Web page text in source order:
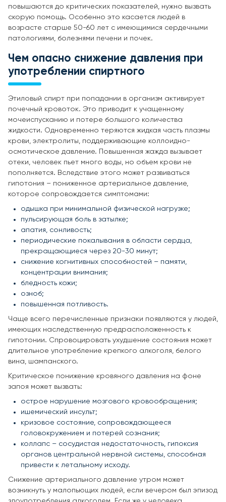
повышаются до критических показателей, нужно вызвать
скорую помощь. Особенно это касается людей в
возрасте старше 50-60 лет с имеющимися сердечными
патологиями, болезнями печени и почек.
Чем опасно снижение давления при
употреблении спиртного
Этиловый спирт при попадании в организм активирует
почечный кровоток. Это приводит к учащенному
мочеиспусканию и потере большого количества
жидкости. Одновременно теряются жидкая часть плазмы
крови, электролиты, поддерживающие коллоидно-
осмотическое давление. Повышенная жажда вызывает
отеки, человек пьет много воды, но объем крови не
пополняется. Вследствие этого может развиваться
гипотония – пониженное артериальное давление,
которое сопровождается симптомами:
одышка при минимальной физической нагрузке;
пульсирующая боль в затылке;
апатия, сонливость;
периодические покалывания в области сердца,
прекращающиеся через 20-30 минут;
снижение когнитивных способностей – памяти,
концентрации внимания;
бледность кожи;
озноб;
повышенная потливость.
Чаще всего перечисленные признаки появляются у людей,
имеющих наследственную предрасположенность к
гипотонии. Спровоцировать ухудшение состояния может
длительное употребление крепкого алкоголя, белого
вина, шампанского.
Критическое понижение кровяного давления на фоне
запоя может вызвать:
острое нарушение мозгового кровообращения;
ишемический инсульт;
кризовое состояние, сопровождающееся
головокружением и потерей сознания;
коллапс – сосудистая недостаточность, гипоксия
органов центральной нервной системы, способная
привести к летальному исходу.
Снижение артериального давление утром может
возникнуть у малопьющих людей, если вечером был эпизод